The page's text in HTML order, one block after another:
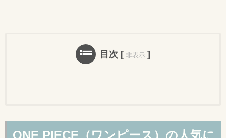
目次 [ 非表示 ]
ONE PIECE（ワンピース）の人気に